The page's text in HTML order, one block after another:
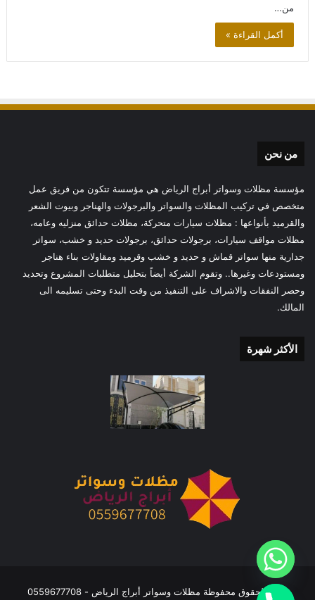
من…
أكمل القراءة »
من نحن
مؤسسة مظلات وسواتر أبراج الرياض هي مؤسسة تتكون من فريق عمل
متخصص في تركيب المظلات والسواتر والبرجولات والهناجر وبيوت الشعر
والقرميد بأنواعها : مظلات سيارات متحركة، مظلات حدائق منزليه وعامه،
مظلات مواقف سيارات، برجولات حدائق، برجولات حديد و خشب، سواتر
جدارية منها سواتر قماش و حديد و خشب وقرميد ومقاولات بناء هناجر
ومستودعات وغيرها.. وتقوم الشركة أيضاً بتحليل متطلبات المشروع وتحديد
وحصر النفقات والاشراف على التنفيذ من وقت البدء وحتى تسليمه الى
المالك.
الأكثر شهرة
جميع الحقوق محفوظة مظلات وسواتر أبراج الرياض - 0559677708